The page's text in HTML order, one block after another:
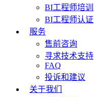
BI工程师培训
BI工程师认证
服务
售前咨询
寻求技术支持
FAQ
投诉和建议
关于我们